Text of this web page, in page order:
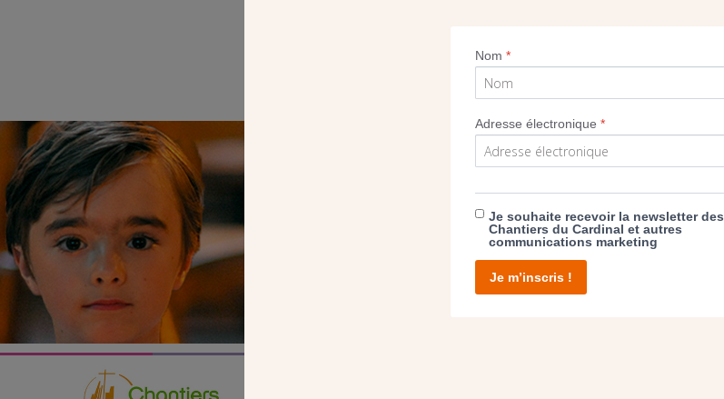
SEUL VOTRE DON
NOUS PERMET D’AGIR
Nom*
Adresse électronique*
Je souhaite recevoir la newsletter des
Chantiers du Cardinal et autres
communications marketing
Je m’inscris !